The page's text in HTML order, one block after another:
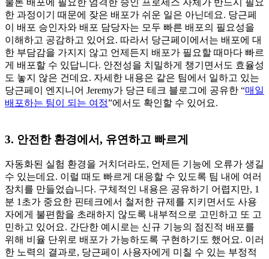
물론 배포에 필요한 엄격한 승인 프로세스 자체가 반드시 필요
한 과정이기 때문에 잦은 배포가 쉬운 일은 아닌데요. 당근페
이 배포 승인자와 배포 담당자는 모두 빠른 배포의 필요성을
이해하고 공감하고 있어요. 따라서 당근페이에서는 배포에 대
한 부담감을 가지지 않고 언제든지 배포가 필요할 때마다 빠르
게 배포할 수 있답니다. 안전성을 치밀하게 챙기면서도 효율성
도 놓지 않은 건데요. 자세한 내용은 같은 팀에서 일하고 있는
당근페이 엔지니어 Jeremy가 당근 테크 블로그에 공유한 “매일
배포하는 팀이 되는 여정”에서도 확인할 수 있어요.
3. 안전한 환경에서, 유연하고 빠르게
자동화된 실험 환경을 거치더라도, 언제든 기능에 오류가 생길
수 있는데요. 이럴 때도 빠르게 대응할 수 있도록 팀 내에 여러
장치를 만들었습니다. 구체적인 내용은 공유하기 어렵지만, 1
분 1초가 중요한 핀테크에서 철저한 규제를 지키면서도 사용
자에게 불편함을 초래하지 않도록 내부적으로 고민하고 또 고
민하고 있어요. 간단한 예시로는 신규 기능의 점진적 배포를
위해 비율 단위로 배포가 가능하도록 구현하기도 했어요. 이러
한 노력의 결과로, 당근페이 사용자에게 미칠 수 있는 부정적